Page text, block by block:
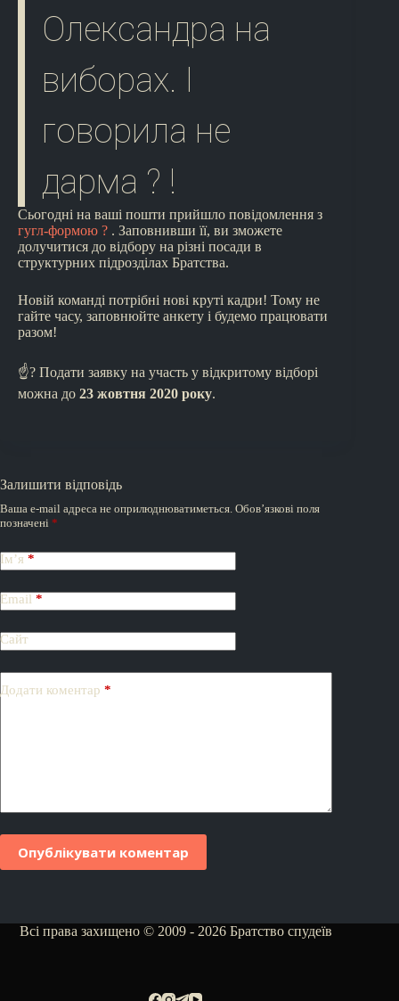
Олександра на
виборах. І
говорила не
дарма ? !
Сьогодні на ваші пошти прийшло повідомлення з
гугл-формою ? . Заповнивши її, ви зможете
долучитися до відбору на різні посади в
структурних підрозділах Братства.
Новій команді потрібні нові круті кадри! Тому не
гайте часу, заповнюйте анкету і будемо працювати
разом!
☝? Подати заявку на участь у відкритому відборі
можна до 23 жовтня 2020 року.
Залишити відповідь
Ваша e-mail адреса не оприлюднюватиметься. Обов’язкові поля
позначені *
Ім’я *
Email *
Сайт
Додати коментар *
Опублікувати коментар
Всі права захищено © 2009 - 2026 Братство спудеїв